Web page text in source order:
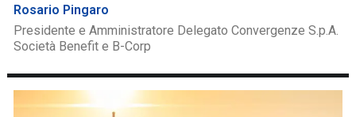
Rosario Pingaro
Presidente e Amministratore Delegato Convergenze S.p.A.
Società Benefit e B-Corp